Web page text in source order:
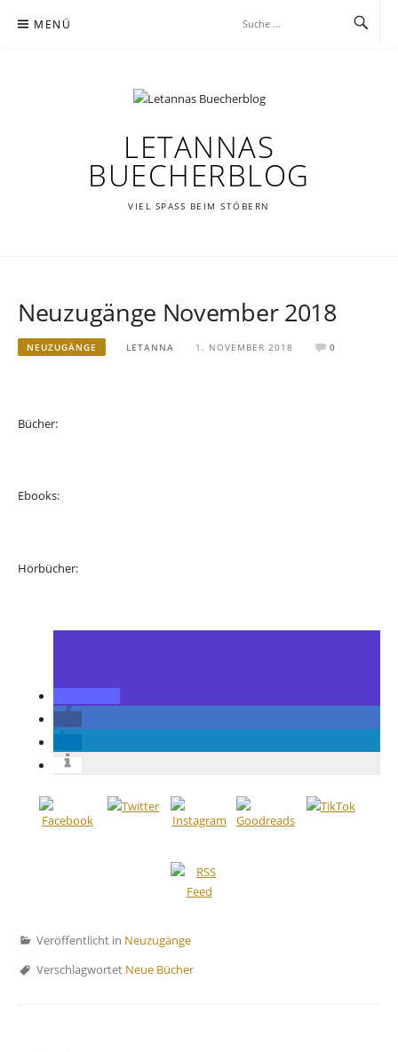
Inhalt MENÜ
LETANNAS
BUECHERBLOG
VIEL SPASS BEIM STÖBERN
Neuzugänge November 2018
NEUZUGÄNGE LETANNA 1. NOVEMBER 2018 0
Bücher:
Ebooks:
Hörbücher:
Veröffentlicht in Neuzugänge
Verschlagwortet Neue Bücher